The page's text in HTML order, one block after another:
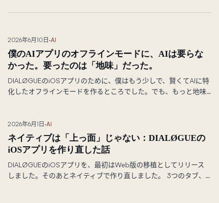
2026年6月10日 ·AI
僕のAIアプリのオフラインモードに、AIは要らな
かった。要ったのは「地味」だった。
DIALØGUEのiOSアプリのために、僕はもう少しで、賢くてAIに特
化したオフラインモードを作るところでした。でも、もっと地味
い」という衝動を抑えることでした。「エピソードをダウンロー
ドして飛行機の中で聴く」の裏にある、標準的でまったく華のな
い仕組みと、なぜ地味を選ぶのがベテランの判断だったのかにつ
いて書きます。
2026年6月1日 ·AI
ネイティブは「上っ面」じゃない：DIALØGUEの
iOSアプリを作り直した話
DIALØGUEのiOSアプリを、最初はWeb版の移植としてリリース
しました。そのあとネイティブで作り直しました。 3つのタブ、